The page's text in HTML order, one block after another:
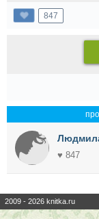
847
♥ 847
2009 - 2026 knitka.ru